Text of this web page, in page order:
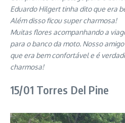
Eduardo Hilgert tinha dito que era
Além disso ficou super charmosa!
Muitas flores acompanhando a
para o banco da moto. Nosso
que era bem confortável e é
charmosa!
15/01 Torres Del Pine